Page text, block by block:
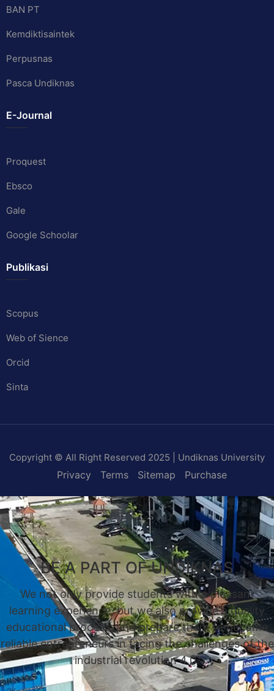
BAN PT
Kemdiktisaintek
Perpusnas
Pasca Undiknas
E-Journal
Proquest
Ebsco
Gale
Google Schoolar
Publikasi
Scopus
Web of Sience
Orcid
Sinta
Copyright © All Right Reserved 2025 | Undiknas University
Privacy Terms Sitemap Purchase
BE A PART OF UNDIKNAS
We not only provide students with a pleasant
learning experience, but we also provide a quality
educational process, and prepare them to become
reliable entrepreneurs in facing the challenges of the
industrial revolution 4.0.